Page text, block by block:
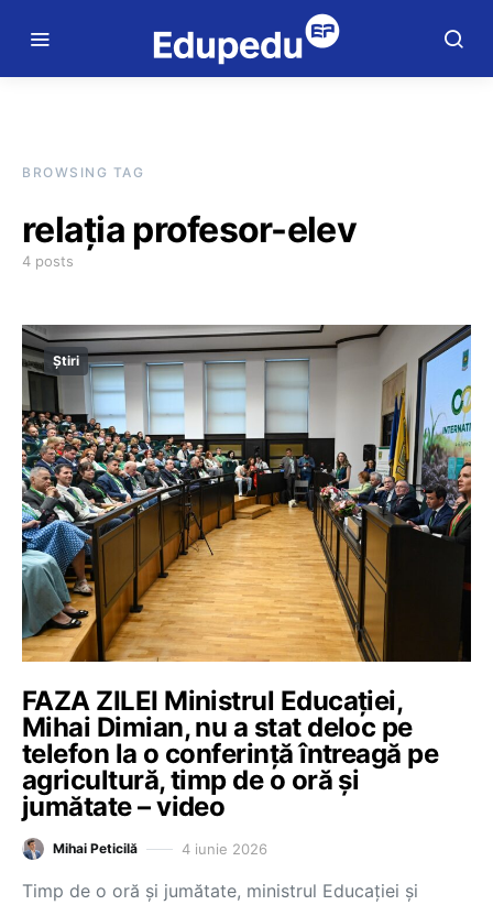
BROWSING TAG
relația profesor-elev
4 posts
Știri
FAZA ZILEI Ministrul Educației,
Mihai Dimian, nu a stat deloc pe
telefon la o conferință întreagă pe
agricultură, timp de o oră și
jumătate – video
Mihai Peticilă 4 iunie 2026
Timp de o oră și jumătate, ministrul Educației și